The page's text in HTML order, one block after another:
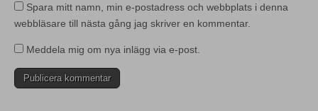
Spara mitt namn, min e-postadress och webbplats i denna
webbläsare till nästa gång jag skriver en kommentar.
Meddela mig om nya inlägg via e-post.